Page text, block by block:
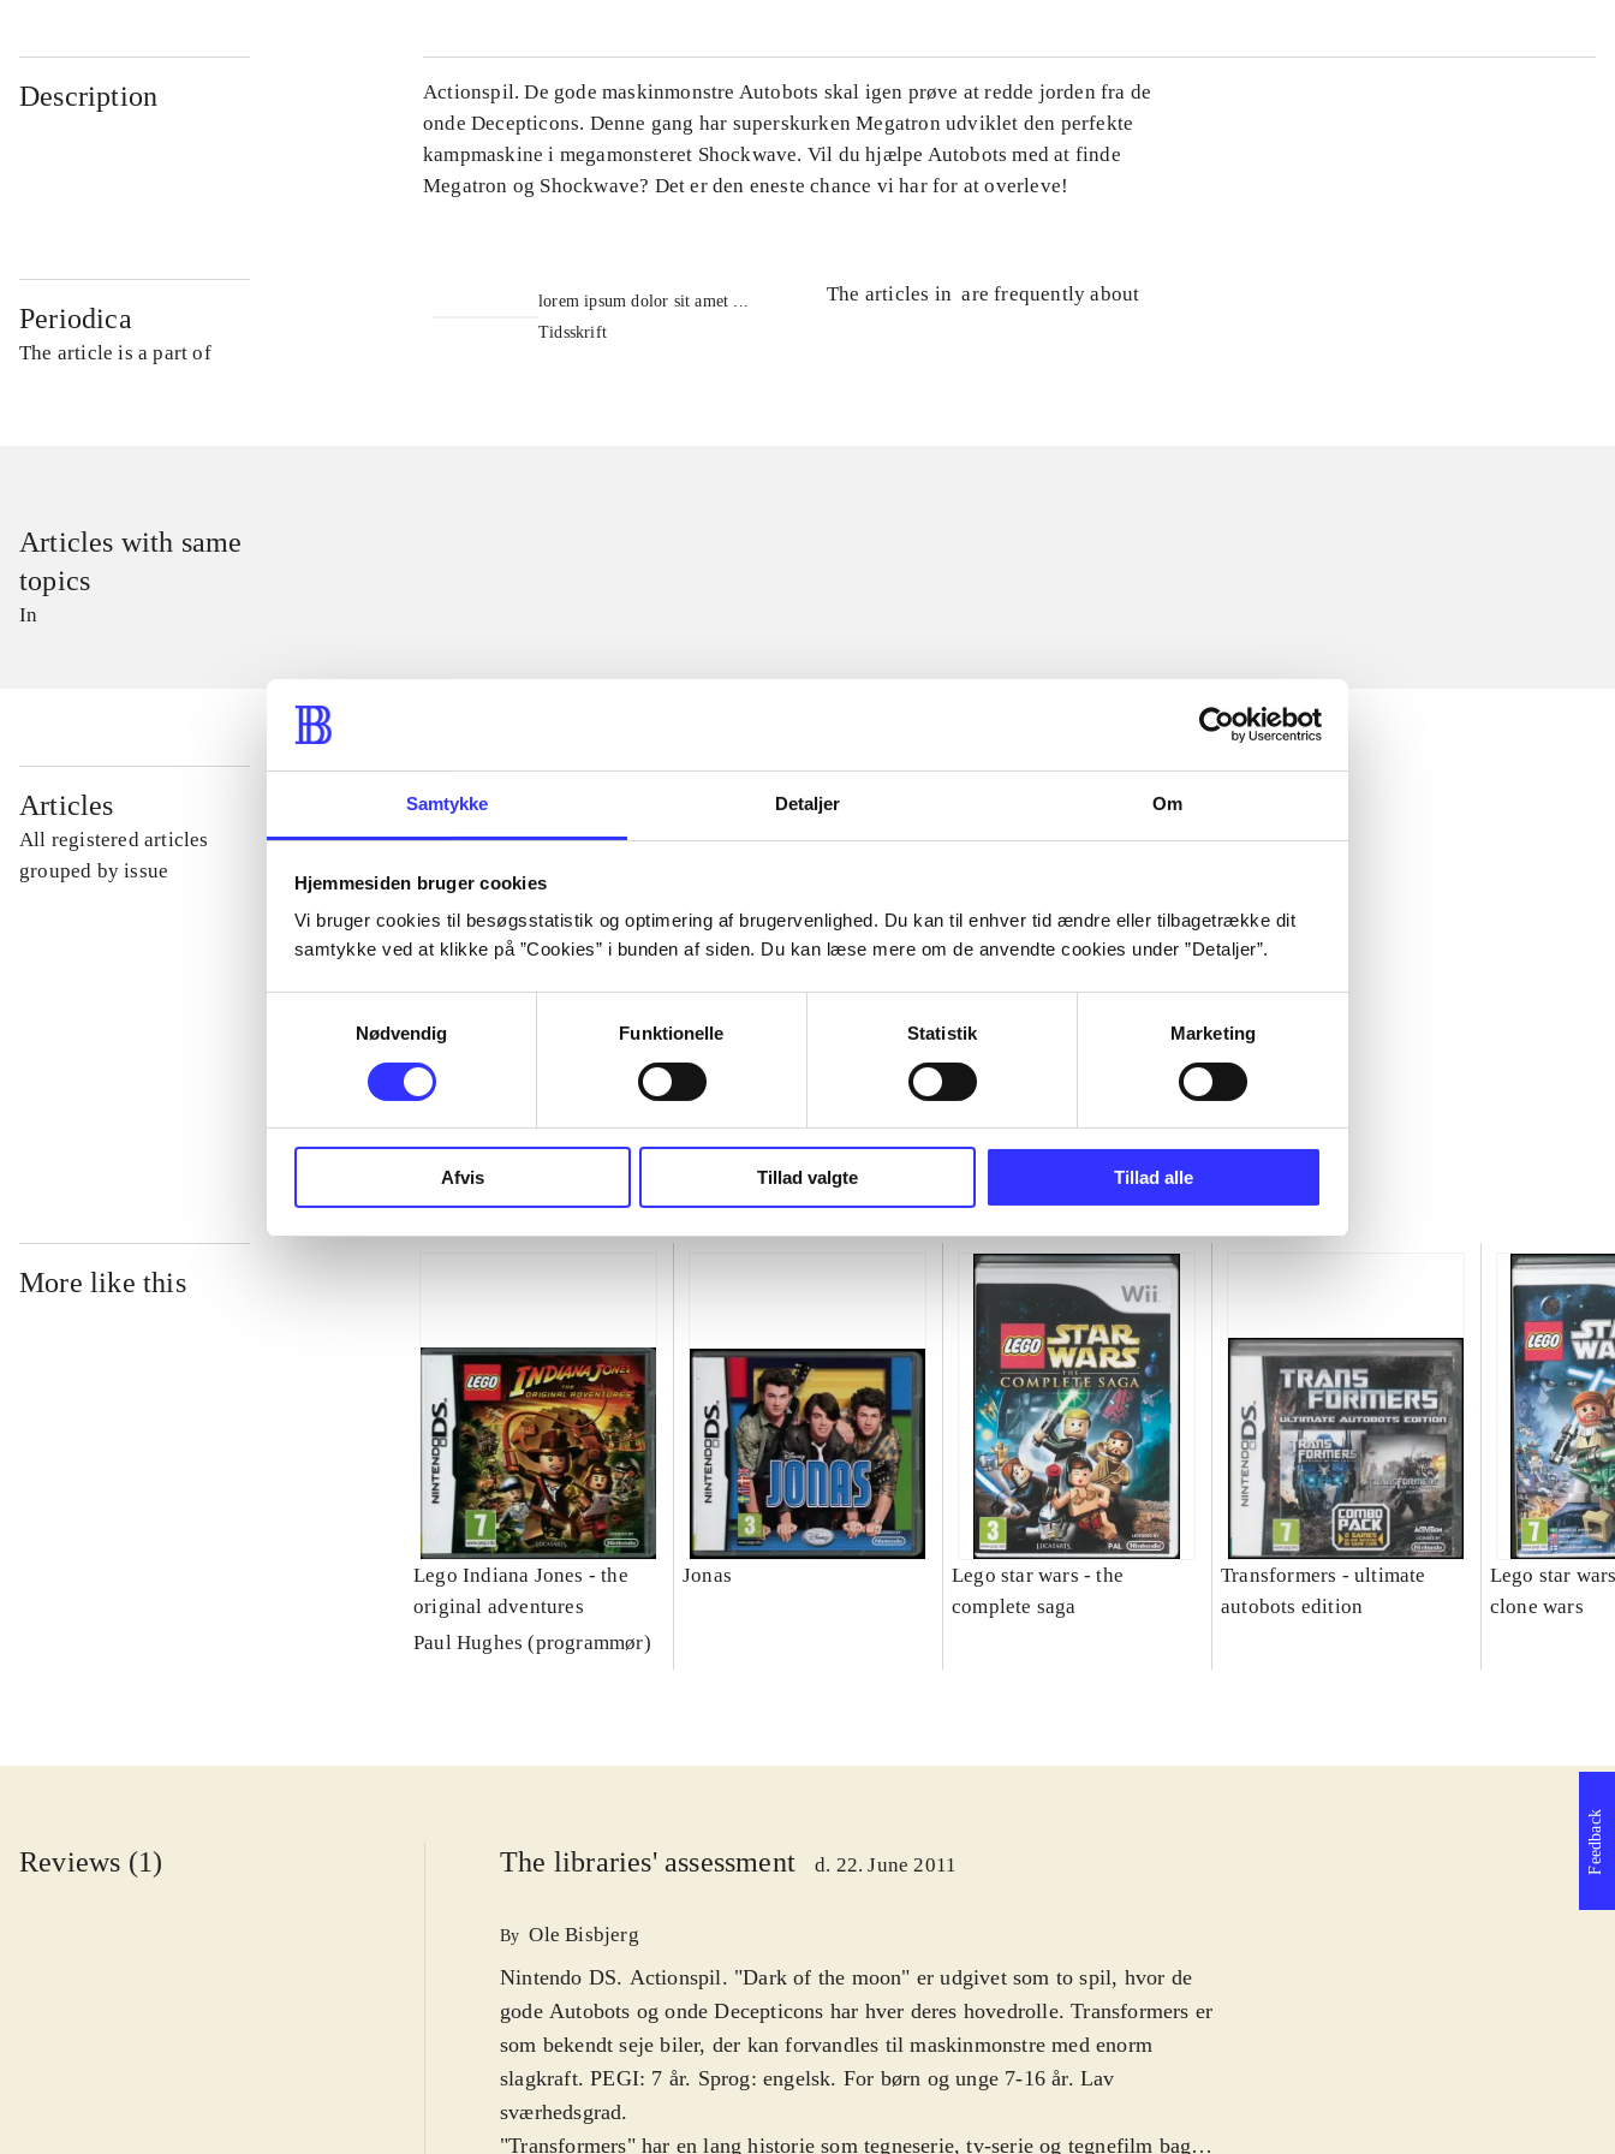
Samtykke Detaljer Om
Hjemmesiden bruger cookies
Vi bruger cookies til besøgsstatistik og optimering af brugervenlighed. Du kan til enhver tid ændre eller tilbagetrække dit
samtykke ved at klikke på ”Cookies” i bunden af siden. Du kan læse mere om de anvendte cookies under ”Detaljer”.
Nødvendig
Funktionelle Statistik Marketing
Afvis Tillad valgte Tillad alle
Description
Actionspil. De gode maskinmonstre Autobots skal igen prøve at redde jorden fra de
onde Decepticons. Denne gang har superskurken Megatron udviklet den perfekte
kampmaskine i megamonsteret Shockwave. Vil du hjælpe Autobots med at finde
Megatron og Shockwave? Det er den eneste chance vi har for at overleve!
Periodica
The article is a part of
lorem ipsum dolor sit amet ...
Tidsskrift
The articles in are frequently about
Articles with same
topics
In
Articles
All registered articles
grouped by issue
...
...
...
More like this
Lego Indiana Jones - the
original adventures
Paul Hughes (programmør)
Jonas
Lego star wars - the
complete saga
Transformers - ultimate
autobots edition
Lego star
clone wars
Reviews (1) The libraries' assessment d. 22. June 2011
By Ole Bisbjerg
Nintendo DS. Actionspil. "Dark of the moon" er udgivet som to spil, hvor de
gode Autobots og onde Decepticons har hver deres hovedrolle. Transformers er
som bekendt seje biler, der kan forvandles til maskinmonstre med enorm
slagkraft. PEGI: 7 år. Sprog: engelsk. For børn og unge 7-16 år. Lav
sværhedsgrad.
"Transformers" har en lang historie som tegneserie, tv-serie og tegnefilm bag
Feedback